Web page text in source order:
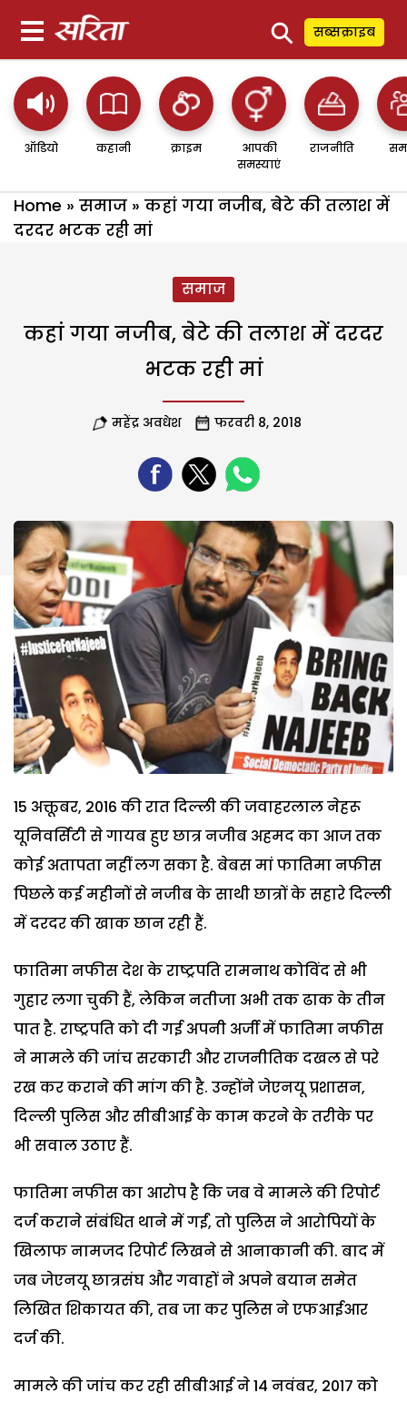
⚲ सब्सक्राइब
ऑडियो कहानी क्राइम
आपकी
समस्याएं
राजनीति
Home » समाज » कहां गया नजीब, बेटे की तलाश में
दरदर भटक रही मां
समाज
कहां गया नजीब, बेटे की तलाश में दरदर
भटक रही मां
महेंद्र अवधेश फरवरी 8, 2018
15 अक्तूबर, 2016 की रात दिल्ली की जवाहरलाल नेहरू
यूनिवर्सिटी से गायब हुए छात्र नजीब अहमद का आज तक
कोई अतापता नहीं लग सका है. बेबस मां फातिमा नफीस
पिछले कई महीनों से नजीब के साथी छात्रों के सहारे दिल्ली
में दरदर की खाक छान रही हैं.
फातिमा नफीस देश के राष्ट्रपति रामनाथ कोविंद से भी
गुहार लगा चुकी हैं, लेकिन नतीजा अभी तक ढाक के तीन
पात है. राष्ट्रपति को दी गई अपनी अर्जी में फातिमा नफीस
ने मामले की जांच सरकारी और राजनीतिक दखल से परे
रख कर कराने की मांग की है. उन्होंने जेएनयू प्रशासन,
दिल्ली पुलिस और सीबीआई के काम करने के तरीके पर
भी सवाल उठाए हैं.
फातिमा नफीस का आरोप है कि जब वे मामले की रिपोर्ट
दर्ज कराने संबंधित थाने में गईं, तो पुलिस ने आरोपियों के
खिलाफ नामजद रिपोर्ट लिखने से आनाकानी की. बाद में
जब जेएनयू छात्रसंघ और गवाहों ने अपने बयान समेत
लिखित शिकायत की, तब जा कर पुलिस ने एफआईआर
दर्ज की.
मामले की जांच कर रही सीबीआई ने 14 नवंबर, 2017 को